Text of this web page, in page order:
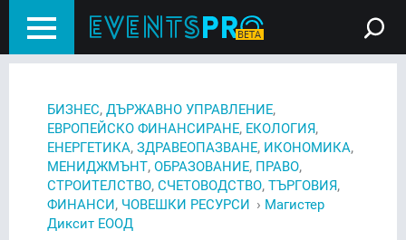
БИЗНЕС, ДЪРЖАВНО УПРАВЛЕНИЕ,
ЕВРОПЕЙСКО ФИНАНСИРАНЕ, ЕКОЛОГИЯ,
ЕНЕРГЕТИКА, ЗДРАВЕОПАЗВАНЕ, ИКОНОМИКА,
МЕНИДЖМЪНТ, ОБРАЗОВАНИЕ, ПРАВО,
СТРОИТЕЛСТВО, СЧЕТОВОДСТВО, ТЪРГОВИЯ,
ФИНАНСИ, ЧОВЕШКИ РЕСУРСИ › Магистер
Диксит ЕООД